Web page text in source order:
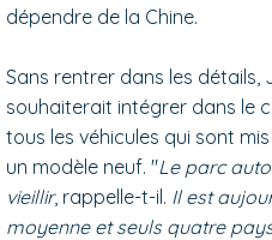
dépendre de la Chine.
Sans rentrer dans les détails,
souhaiterait intégrer dans le
tous les véhicules qui sont
un modèle neuf. "Le parc
vieillir, rappelle-t-il. Il est
moyenne et seuls quatre